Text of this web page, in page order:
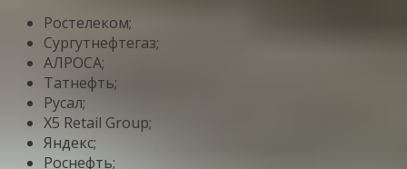
Ростелеком;
Сургутнефтегаз;
АЛРОСА;
Татнефть;
Русал;
X5 Retail Group;
Яндекс;
Роснефть;